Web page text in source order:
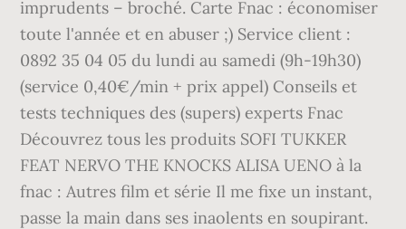
imprudents – broché. Carte Fnac : économiser
toute l'année et en abuser ;) Service client :
0892 35 04 05 du lundi au samedi (9h-19h30)
(service 0,40€/min + prix appel) Conseils et
tests techniques des (supers) experts Fnac
Découvrez tous les produits SOFI TUKKER
FEAT NERVO THE KNOCKS ALISA UENO à la
fnac : Autres film et série Il me fixe un instant,
passe la main dans ses inaolents en soupirant.